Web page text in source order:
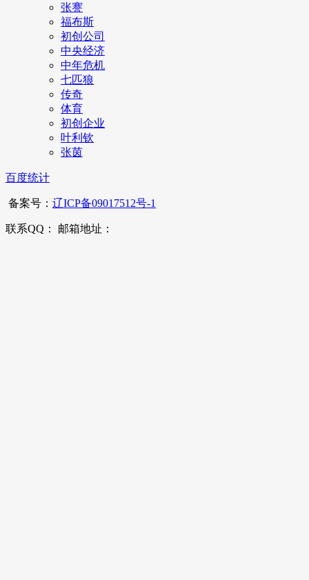
张謇
福布斯
初创公司
中央经济
中年危机
七匹狼
传奇
体育
初创企业
叶利钦
张茵
百度统计
备案号： 辽ICP备09017512号-1
联系QQ： 邮箱地址：